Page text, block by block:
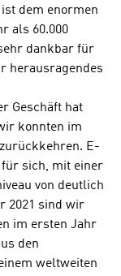
dem enormen
als 60.000
dankbar für
herausragendes
Geschäft hat
konnten im
E-
für sich, mit einer
von deutlich
2021 sind wir
im ersten Jahr
den
weltweiten